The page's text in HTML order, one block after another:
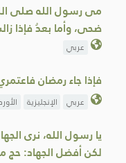
مى رسول الله صلى
ضحى، وأما بعدُ فإذا
عربي
فإذا جاء رمضان
عربي الإنجليزية
يا رسول الله، نرى
لكن أفضل الجهاد: حج